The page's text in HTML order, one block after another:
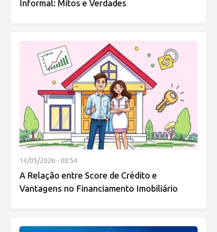
Informal: Mitos e Verdades
14/05/2026 - 08:54
A Relação entre Score de Crédito e
Vantagens no Financiamento Imobiliário